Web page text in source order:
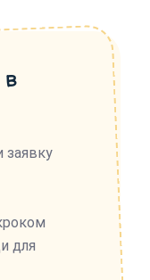
заявку
для